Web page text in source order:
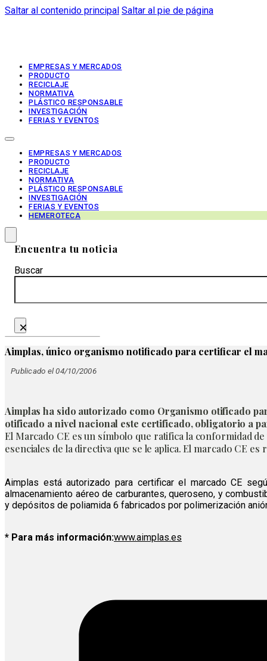
Saltar al contenido principal Saltar al pie de página
EMPRESAS Y MERCADOS
PRODUCTO
RECICLAJE
NORMATIVA
PLÁSTICO RESPONSABLE
INVESTIGACIÓN
FERIAS Y EVENTOS
EMPRESAS Y MERCADOS
PRODUCTO
RECICLAJE
NORMATIVA
PLÁSTICO RESPONSABLE
INVESTIGACIÓN
FERIAS Y EVENTOS
HEMEROTECA
Encuentra tu noticia
Buscar
×
Aimplas, único organismo notificado para certificar el
Publicado el 04/10/2006
Aimplas ha sido autorizado como Organismo otificado
otificado a nivel nacional este certificado, obligatorio a
El Marcado CE es un símbolo que ratifica la conformidad
esenciales de la directiva que se le aplica. El marcado CE
Aimplas está autorizado para certificar el marcado CE
almacenamiento aéreo de carburantes, queroseno, y
y depósitos de poliamida 6 fabricados por polimerización
* Para más información:www.aimplas.es